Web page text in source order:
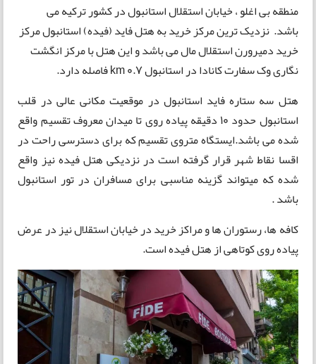
منطقه بی اغلو ، خیابان استقلال استانبول در کشور ترکیه می
باشد. نزدیک ترین مرکز خرید به هتل فاید (فیده) استانبول مرکز
خرید دمیرورن استقلال مال می باشد و این هتل با مرکز انگشت
نگاری وک سفارت کانادا در استانبول 0.7 km فاصله دارد.
هتل سه ستاره فاید استانبول در موقعیت مکانی عالی در قلب
استانبول حدود 10 دقیقه پیاده روی تا میدان معروف تقسیم واقع
شده می باشد.ایستگاه متروی تقسیم که برای دسترسی راحت در
اقسا نقاط شهر قرار گرفته است در نزدیکی هتل فیده نیز واقع
شده که میتواند گزینه مناسبی برای مسافران در تور استانبول
باشد .
کافه ها، رستوران ها و مراکز خرید در خیابان استقلال نیز در عرض
پیاده روی کوتاهی از هتل فیده است.